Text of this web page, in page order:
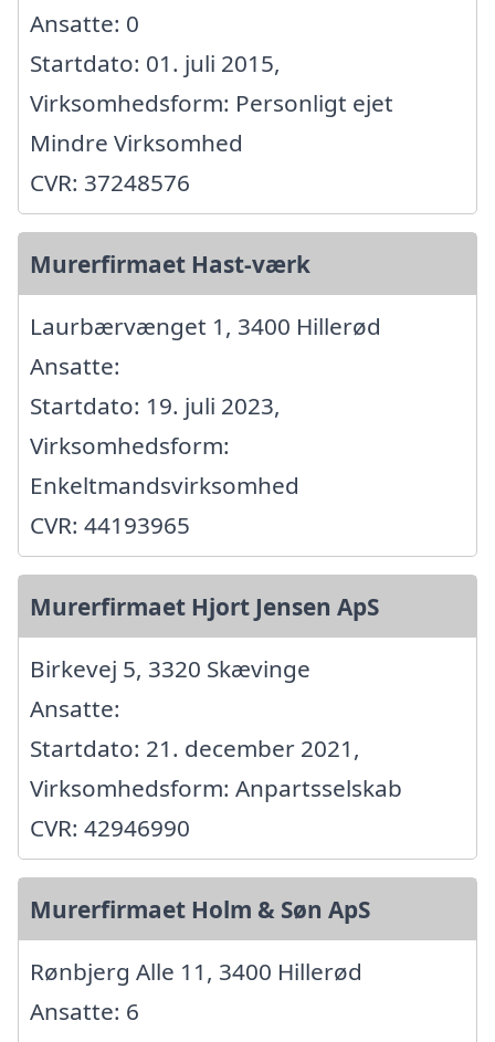
Ansatte: 0
Startdato: 01. juli 2015,
Virksomhedsform: Personligt ejet
Mindre Virksomhed
CVR: 37248576
Murerfirmaet Hast-værk
Laurbærvænget 1, 3400 Hillerød
Ansatte:
Startdato: 19. juli 2023,
Virksomhedsform:
Enkeltmandsvirksomhed
CVR: 44193965
Murerfirmaet Hjort Jensen ApS
Birkevej 5, 3320 Skævinge
Ansatte:
Startdato: 21. december 2021,
Virksomhedsform: Anpartsselskab
CVR: 42946990
Murerfirmaet Holm & Søn ApS
Rønbjerg Alle 11, 3400 Hillerød
Ansatte: 6